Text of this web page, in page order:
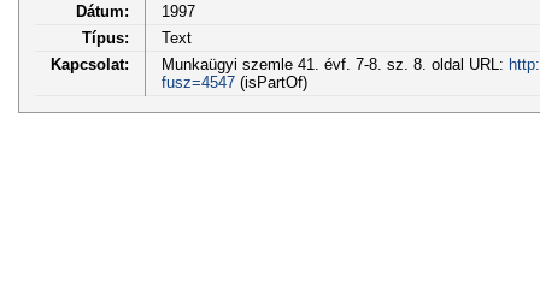
Dátum:
1997
Típus:
Text
Kapcsolat:
Munkaügyi szemle 41. évf. 7-8. sz. 8. oldal URL:
fusz=4547(isPartOf)